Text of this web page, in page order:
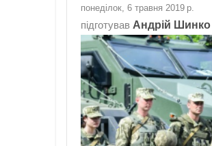
понеділок, 6 травня 2019 р.
підготував Андрій Шинко